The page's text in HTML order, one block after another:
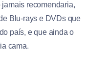
recomendaria,
Blu-rays e DVDs que
país, e que ainda o
cama.